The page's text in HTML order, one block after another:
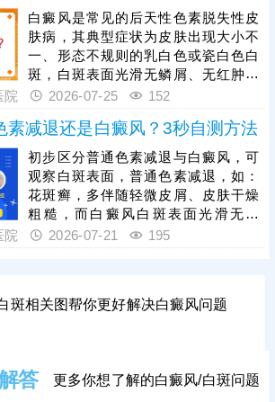
纯肉眼判断存在误差，想要准确确
诊，需依托科学仪器检查。一旦确诊
白癜风，需及时就医治疗，切勿拖延
病情，避免白斑大面积扩散、增加治
疗难度。同时白癜风属于慢性皮肤疾
病，治疗周期较长，患者需坚持规范
治疗。
白癜风是常见的后天性色素脱失性皮
肤病，其典型症状为皮肤出现大小不
一、形态不规则的乳白色或瓷白色白
斑，白斑表面光滑无鳞屑、无红肿瘙
痒，可出现在全身任意部位，且白斑
明确病情，需通过伍德灯、皮肤ct等
科学检查，准确判定色素脱失程度与
病灶情况。白癜风危害极大，该病越
早治疗预后越好，发现疑似白斑症状
需及时就医，结合自身病情、体质制
定个性化对症治疗方案，避免拖延加
重病情、增加治疗难度。
院 2026-07-25 152
素减退还是白癜风？3秒自测方法
初步区分普通色素减退与白癜风，可
观察白斑表面，普通色素减退，如：
花斑癣，多伴随轻微皮屑、皮肤干燥
粗糙，而白癜风白斑表面光滑无鳞
屑、无萎缩，触感与正常皮肤一致，
其次观察白斑变化，白色糠疹基本不
互融合。最后做按压测试，轻压白斑
要明确病情，可及时做科学检查。
院 2026-07-21 195
斑相关图帮你更好解决白癜风问题
答 更多你想了解的白癜风/白斑问题